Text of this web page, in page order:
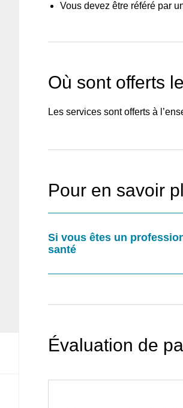
Vous devez être référé par
Où sont offerts
Les services sont offerts à
Pour en savoir
Si vous êtes un
santé
Évaluation de